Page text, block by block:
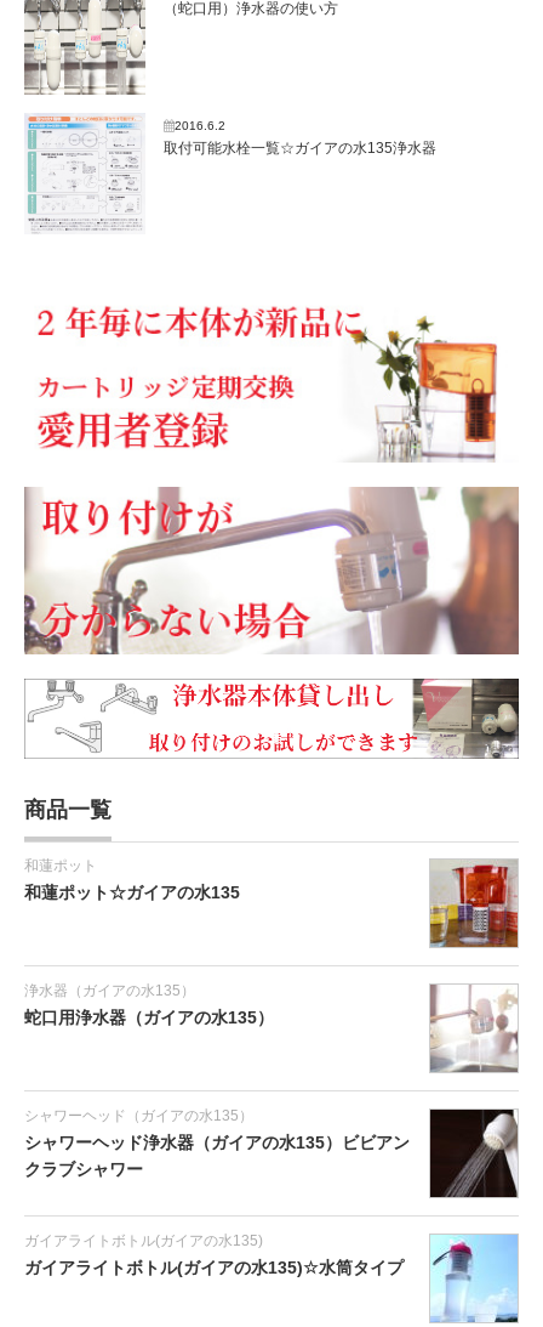
（蛇口用）浄水器の使い方
2016.6.2
取付可能水栓一覧☆ガイアの水135浄水器
商品一覧
和蓮ポット
和蓮ポット☆ガイアの水135
浄水器（ガイアの水135）
蛇口用浄水器（ガイアの水135）
シャワーヘッド（ガイアの水135）
シャワーヘッド浄水器（ガイアの水135）ビビアン
クラブシャワー
ガイアライトボトル(ガイアの水135)
ガイアライトボトル(ガイアの水135)☆水筒タイプ